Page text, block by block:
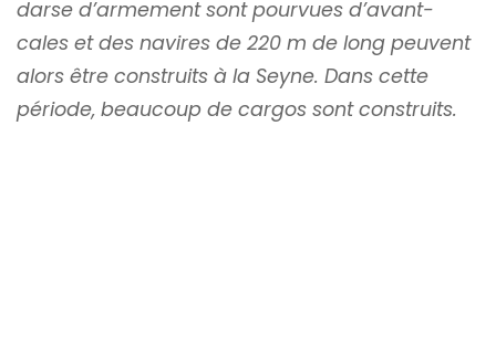
darse d’armement sont pourvues d’avant-
cales et des navires de 220 m de long peuvent
alors être construits à la Seyne. Dans cette
période, beaucoup de cargos sont construits.